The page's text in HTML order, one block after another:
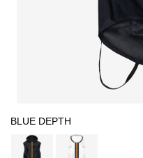
BLUE DEPTH